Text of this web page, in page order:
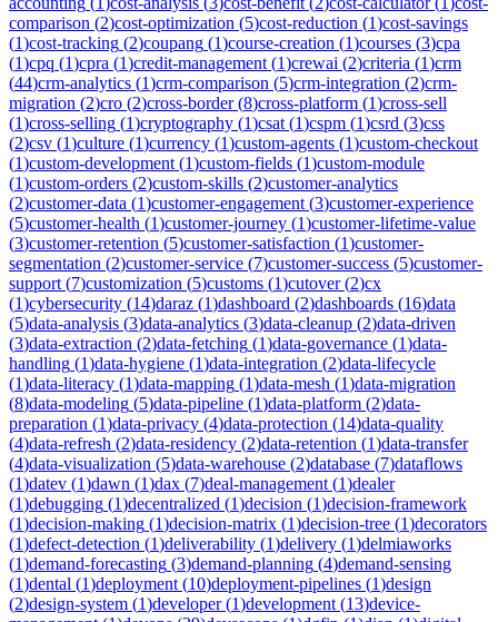
comparison (2)cost-optimization (5)cost-reduction (1)cost-savings
(1)cost-tracking (2)coupang (1)course-creation (1)courses (3)cpa
(1)cpq (1)cpra (1)credit-management (1)crewai (2)criteria (1)crm
(44)crm-analytics (1)crm-comparison (5)crm-integration (2)crm-
migration (2)cro (2)cross-border(8)cross-platform (1)cross-sell
(1)cross-selling (1)cryptography (1)csat (1)cspm (1)csrd (3)css
(2)csv (1)culture (1)currency (1)custom-agents (1)custom-checkout
(1)custom-development (1)custom-fields (1)custom-module
(1)custom-orders (2)custom-skills (2)customer-analytics
(2)customer-data (1)customer-engagement (3)customer-experience
(5)customer-health (1)customer-journey (1)customer-lifetime-value
(3)customer-retention (5)customer-satisfaction (1)customer-
segmentation (2)customer-service (7)customer-success (5)customer-
support (7)customization (5)customs (1)cutover(2)cx
(1)cybersecurity (14)daraz (1)dashboard (2)dashboards (16)data
(5)data-analysis (3)data-analytics (3)data-cleanup (2)data-driven
(3)data-extraction (2)data-fetching (1)data-governance (1)data-
handling (1)data-hygiene (1)data-integration (2)data-lifecycle
(1)data-literacy (1)data-mapping (1)data-mesh (1)data-migration
(8)data-modeling (5)data-pipeline (1)data-platform (2)data-
preparation (1)data-privacy (4)data-protection (14)data-quality
(4)data-refresh (2)data-residency (2)data-retention (1)data-transfer
(4)data-visualization (5)data-warehouse (2)database (7)dataflows
(1)datev (1)dawn (1)dax (7)deal-management (1)dealer
(1)debugging (1)decentralized (1)decision (1)decision-framework
(1)decision-making (1)decision-matrix (1)decision-tree (1)decorators
(1)defect-detection (1)deliverability (1)delivery (1)delmiaworks
(1)demand-forecasting (3)demand-planning (4)demand-sensing
(1)dental (1)deployment (10)deployment-pipelines (1)design
(2)design-system (1)developer(1)development (13)device-